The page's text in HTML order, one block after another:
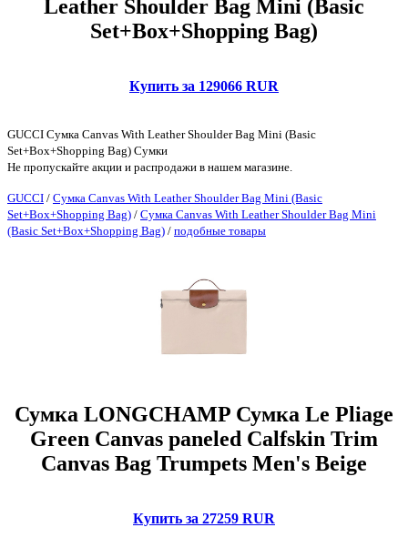
Leather Shoulder Bag Mini (Basic
Set+Box+Shopping Bag)
Купить за 129066 RUR
GUCCI Сумка Canvas With Leather Shoulder Bag Mini (Basic
Set+Box+Shopping Bag) Сумки
Не пропускайте акции и распродажи в нашем магазине.
GUCCI / Сумка Canvas With Leather Shoulder Bag Mini (Basic
Set+Box+Shopping Bag) / Сумка Canvas With Leather Shoulder Bag Mini
(Basic Set+Box+Shopping Bag) / подобные товары
Сумка LONGCHAMP Сумка Le Pliage
Green Canvas paneled Calfskin Trim
Canvas Bag Trumpets Men's Beige
Купить за 27259 RUR